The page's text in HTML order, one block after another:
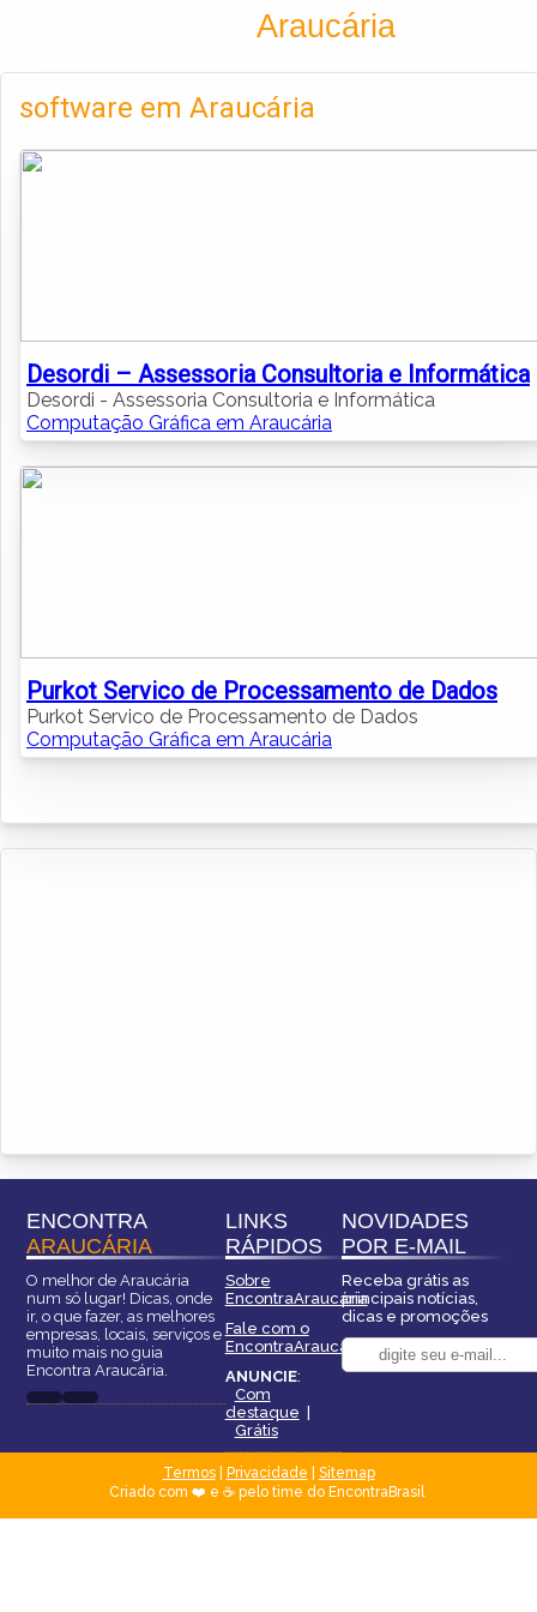
EncontraAraucária
Criar conta
software em Araucária
Desordi – Assessoria Consultoria e Informática
Desordi - Assessoria Consultoria e Informática
Computação Gráfica em Araucária
Purkot Servico de Processamento de Dados
Purkot Servico de Processamento de Dados
Computação Gráfica em Araucária
ENCONTRA
ARAUCÁRIA
O melhor de Araucária
num só lugar! Dicas, onde
ir, o que fazer, as melhores
empresas, locais, serviços e
muito mais no guia
Encontra Araucária.
LINKS
RÁPIDOS
Sobre
EncontraAraucária
Fale com o
EncontraAraucária
ANUNCIE:
Com
destaque |
Grátis
NOVIDADES
POR E-MAIL
Receba grátis as
principais notícias,
dicas e promoções
Termos| Privacidade
Sitemap
Criado com ❤️ e ☕ pelo time do EncontraBrasil